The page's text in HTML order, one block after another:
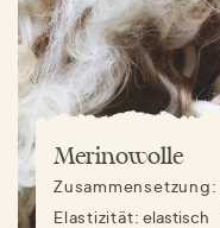
Merinowolle
Zusammensetzung:
Elastizität:elastisch